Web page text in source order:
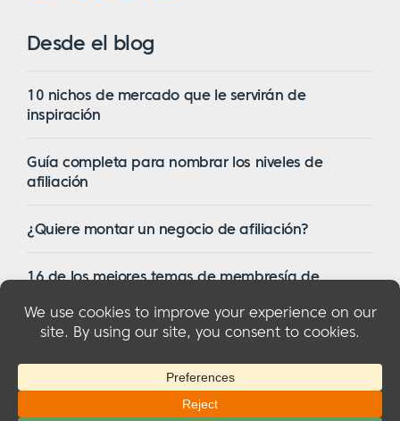
Desde el blog
10 nichos de mercado que le servirán de
inspiración
Guía completa para nombrar los niveles de
afiliación
¿Quiere montar un negocio de afiliación?
16 de los mejores temas de membresía de
© 2026 MemberMouse, LLCPolítica de privacidad
Condiciones generales